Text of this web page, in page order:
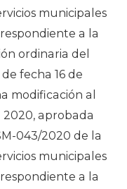
municipales
a la
ordinaria del
fecha 16 de
modificación al
aprobada
043/2020 de la
municipales
a la